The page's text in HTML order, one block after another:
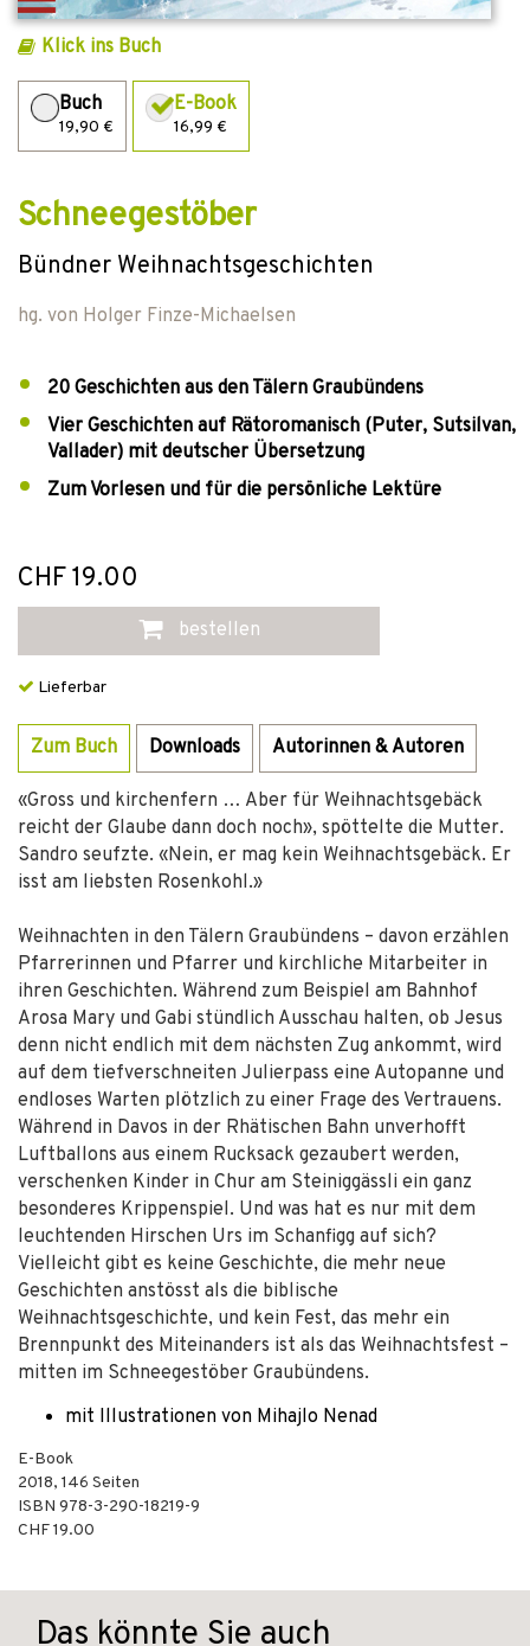
Klick ins Buch
Buch
19,90 €
E-Book
16,99 €
Schneegestöber
Bündner Weihnachtsgeschichten
hg. von Holger Finze-Michaelsen
20 Geschichten aus den Tälern Graubündens
Vier Geschichten auf Rätoromanisch (Puter, Sutsilvan,
Vallader) mit deutscher Übersetzung
Zum Vorlesen und für die persönliche Lektüre
CHF 19.00
bestellen
Lieferbar
Zum Buch Downloads Autorinnen & Autoren
«Gross und kirchenfern … Aber für Weihnachtsgebäck
reicht der Glaube dann doch noch», spöttelte die Mutter.
Sandro seufzte. «Nein, er mag kein Weihnachtsgebäck. Er
isst am liebsten Rosenkohl.»
Weihnachten in den Tälern Graubündens – davon erzählen
Pfarrerinnen und Pfarrer und kirchliche Mitarbeiter in
ihren Geschichten. Während zum Beispiel am Bahnhof
Arosa Mary und Gabi stündlich Ausschau halten, ob Jesus
denn nicht endlich mit dem nächsten Zug ankommt, wird
auf dem tiefverschneiten Julierpass eine Autopanne und
endloses Warten plötzlich zu einer Frage des Vertrauens.
Während in Davos in der Rhätischen Bahn unverhofft
Luftballons aus einem Rucksack gezaubert werden,
verschenken Kinder in Chur am Steiniggässli ein ganz
besonderes Krippenspiel. Und was hat es nur mit dem
leuchtenden Hirschen Urs im Schanfigg auf sich?
Vielleicht gibt es keine Geschichte, die mehr neue
Geschichten anstösst als die biblische
Weihnachtsgeschichte, und kein Fest, das mehr ein
Brennpunkt des Miteinanders ist als das Weihnachtsfest –
mitten im Schneegestöber Graubündens.
mit Illustrationen von Mihajlo Nenad
E-Book
2018, 146 Seiten
ISBN 978-3-290-18219-9
CHF 19.00
Das könnte Sie auch